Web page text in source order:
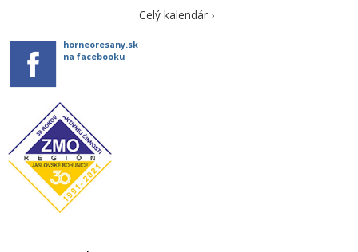
Celý kalendár ›
horneoresany.sk
na facebooku